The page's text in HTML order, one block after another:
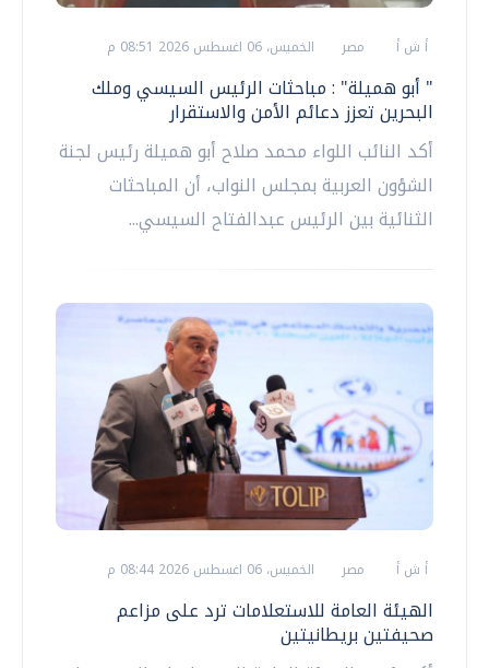
أ ش أ مصر الخميس، 06 اغسطس 2026 08:51 م
" أبو هميلة" : مباحثات الرئيس السيسي وملك
البحرين تعزز دعائم الأمن والاستقرار
أكد النائب اللواء محمد صلاح أبو هميلة رئيس لجنة
الشؤون العربية بمجلس النواب، أن المباحثات
الثنائية بين الرئيس عبدالفتاح السيسي...
أ ش أ مصر الخميس، 06 اغسطس 2026 08:44 م
الهيئة العامة للاستعلامات ترد على مزاعم
صحيفتين بريطانيتين